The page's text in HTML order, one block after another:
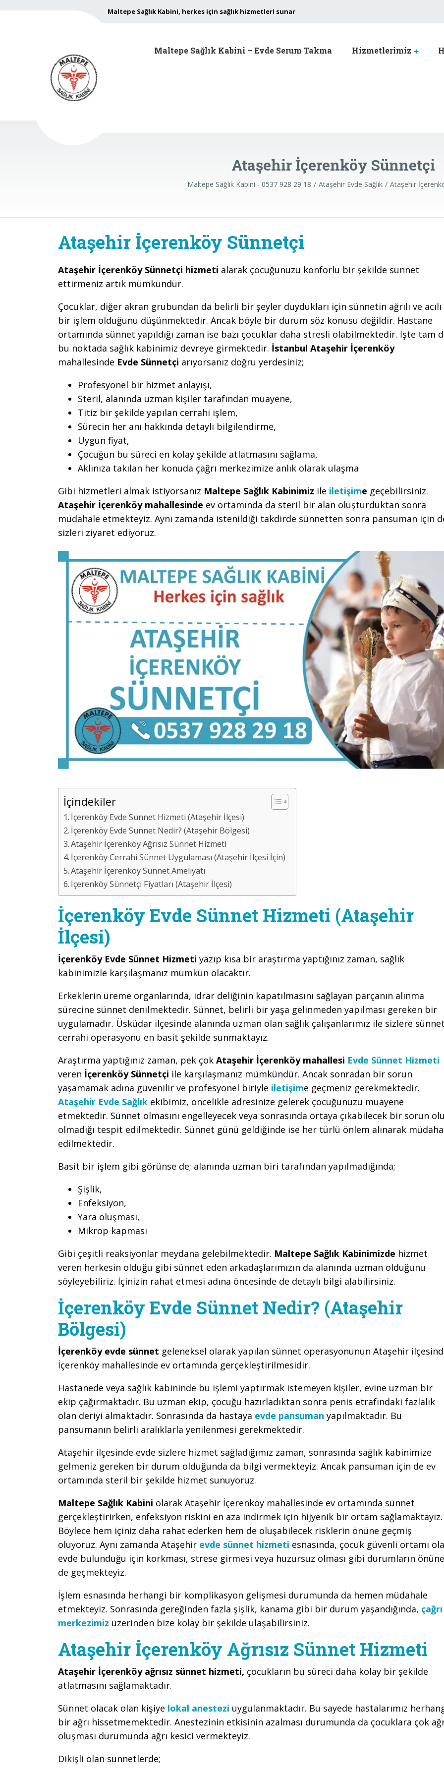
Maltepe Sağlık Kabini, herkes için sağlık hizmetleri sunar
Maltepe Sağlık Kabini – Evde Serum Takma Hizmetlerimiz
Ataşehir İçerenköy Sünnetçi
Maltepe Sağlık Kabini - 0537 928 29 18 Ataşehir Evde Sağlık Ataşehir
Ataşehir İçerenköy Sünnetçi
Ataşehir İçerenköy Sünnetçi hizmeti alarak çocuğunuzu konforlu bir şekilde sünnet
ettirmeniz artık mümkündür.
Çocuklar, diğer akran grubundan da belirli bir şeyler duydukları için sünnetin ağrılı ve acılı
bir işlem olduğunu düşünmektedir. Ancak böyle bir durum söz konusu değildir. Hastane
ortamında sünnet yapıldığı zaman ise bazı çocuklar daha stresli olabilmektedir. İşte tam
bu noktada sağlık kabinimiz devreye girmektedir. İstanbul Ataşehir İçerenköy
mahallesinde Evde Sünnetçi arıyorsanız doğru yerdesiniz;
Profesyonel bir hizmet anlayışı,
Steril, alanında uzman kişiler tarafından muayene,
Titiz bir şekilde yapılan cerrahi işlem,
Sürecin her anı hakkında detaylı bilgilendirme,
Uygun fiyat,
Çocuğun bu süreci en kolay şekilde atlatmasını sağlama,
Aklınıza takılan her konuda çağrı merkezimize anlık olarak ulaşma
Gibi hizmetleri almak istiyorsanız Maltepe Sağlık Kabinimiz ile iletişime geçebilirsiniz.
Ataşehir İçerenköy mahallesinde ev ortamında da steril bir alan oluşturduktan sonra
müdahale etmekteyiz. Aynı zamanda istenildiği takdirde sünnetten sonra pansuman için
sizleri ziyaret ediyoruz.
İçindekiler
İçerenköy Evde Sünnet Hizmeti (Ataşehir İlçesi)
İçerenköy Evde Sünnet Nedir? (Ataşehir Bölgesi)
Ataşehir İçerenköy Ağrısız Sünnet Hizmeti
İçerenköy Cerrahi Sünnet Uygulaması (Ataşehir İlçesi İçin)
Ataşehir İçerenköy Sünnet Ameliyatı
İçerenköy Sünnetçi Fiyatları (Ataşehir İlçesi)
İçerenköy Evde Sünnet Hizmeti (Ataşehir
İlçesi)
İçerenköy Evde Sünnet Hizmeti yazıp kısa bir araştırma yaptığınız zaman, sağlık
kabinimizle karşılaşmanız mümkün olacaktır.
Erkeklerin üreme organlarında, idrar deliğinin kapatılmasını sağlayan parçanın alınma
sürecine sünnet denilmektedir. Sünnet, belirli bir yaşa gelinmeden yapılması gereken bir
uygulamadır. Üsküdar ilçesinde alanında uzman olan sağlık çalışanlarımız ile sizlere sünnet
cerrahi operasyonu en basit şekilde sunmaktayız.
Araştırma yaptığınız zaman, pek çok Ataşehir İçerenköy mahallesi Evde Sünnet Hizmeti
veren İçerenköy Sünnetçi ile karşılaşmanız mümkündür. Ancak sonradan bir sorun
yaşamamak adına güvenilir ve profesyonel biriyle iletişime geçmeniz gerekmektedir.
Ataşehir Evde Sağlık ekibimiz, öncelikle adresinize gelerek çocuğunuzu muayene
etmektedir. Sünnet olmasını engelleyecek veya sonrasında ortaya çıkabilecek bir sorun
olmadığı tespit edilmektedir. Sünnet günü geldiğinde ise her türlü önlem alınarak
edilmektedir.
Basit bir işlem gibi görünse de; alanında uzman biri tarafından yapılmadığında;
Şişlik,
Enfeksiyon,
Yara oluşması,
Mikrop kapması
Gibi çeşitli reaksiyonlar meydana gelebilmektedir. Maltepe Sağlık Kabinimizde hizmet
veren herkesin olduğu gibi sünnet eden arkadaşlarımızın da alanında uzman olduğunu
söyleyebiliriz. İçinizin rahat etmesi adına öncesinde de detaylı bilgi alabilirsiniz.
İçerenköy Evde Sünnet Nedir? (Ataşehir
Bölgesi)
İçerenköy evde sünnet geleneksel olarak yapılan sünnet operasyonunun Ataşehir
İçerenköy mahallesinde ev ortamında gerçekleştirilmesidir.
Hastanede veya sağlık kabininde bu işlemi yaptırmak istemeyen kişiler, evine uzman bir
ekip çağırmaktadır. Bu uzman ekip, çocuğu hazırladıktan sonra penis etrafındaki fazlalık
olan deriyi almaktadır. Sonrasında da hastaya evde pansuman yapılmaktadır. Bu
pansumanın belirli aralıklarla yenilenmesi gerekmektedir.
Ataşehir ilçesinde evde sizlere hizmet sağladığımız zaman, sonrasında sağlık kabinimize
gelmeniz gereken bir durum olduğunda da bilgi vermekteyiz. Ancak pansuman için de ev
ortamında steril bir şekilde hizmet sunuyoruz.
Maltepe Sağlık Kabini olarak Ataşehir İçerenköy mahallesinde ev ortamında sünnet
gerçekleştirirken, enfeksiyon riskini en aza indirmek için hijyenik bir ortam sağlamaktayız.
Böylece hem içiniz daha rahat ederken hem de oluşabilecek risklerin önüne geçmiş
oluyoruz. Aynı zamanda Ataşehir evde sünnet hizmeti esnasında, çocuk güvenli ortamı
evde bulunduğu için korkması, strese girmesi veya huzursuz olması gibi durumların önüne
de geçmekteyiz.
İşlem esnasında herhangi bir komplikasyon gelişmesi durumunda da hemen müdahale
etmekteyiz. Sonrasında gereğinden fazla şişlik, kanama gibi bir durum yaşandığında, çağrı
merkezimiz üzerinden bize kolay bir şekilde ulaşabilirsiniz.
Ataşehir İçerenköy Ağrısız Sünnet Hizmeti
Ataşehir İçerenköy ağrısız sünnet hizmeti, çocukların bu süreci daha kolay bir şekilde
atlatmasını sağlamaktadır.
Sünnet olacak olan kişiye lokal anestezi uygulanmaktadır. Bu sayede hastalarımız
bir ağrı hissetmemektedir. Anestezinin etkisinin azalması durumunda da çocuklara çok
oluşması durumunda ağrı kesici vermekteyiz.
Dikişli olan sünnetlerde;